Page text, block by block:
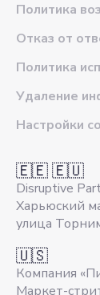
Политика
Отказ от
Политика
Удаление
Настройки
🇪🇪 🇪🇺
Disruptive
Харьюский
улица
🇺🇸
Компания
Маркет-